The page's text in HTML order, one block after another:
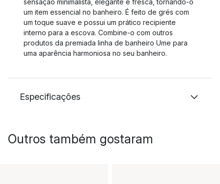
sensação minimalista, elegante e fresca, tornando-o
um item essencial no banheiro. É feito de grés com
um toque suave e possui um prático recipiente
interno para a escova. Combine-o com outros
produtos da premiada linha de banheiro Ume para
uma aparência harmoniosa no seu banheiro.
Especificações
Outros também gostaram